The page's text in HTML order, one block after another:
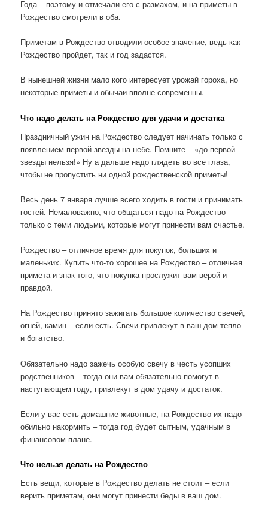
Года – поэтому и отмечали его с размахом, и на приметы в
Рождество смотрели в оба.
Приметам в Рождество отводили особое значение, ведь как
Рождество пройдет, так и год задастся.
В нынешней жизни мало кого интересует урожай гороха, но
некоторые приметы и обычаи вполне современны.
Что надо делать на Рождество для удачи и достатка
Праздничный ужин на Рождество следует начинать только с
появлением первой звезды на небе. Помните – «до первой
звезды нельзя!» Ну а дальше надо глядеть во все глаза,
чтобы не пропустить ни одной рождественской приметы!
Весь день 7 января лучше всего ходить в гости и принимать
гостей. Немаловажно, что общаться надо на Рождество
только с теми людьми, которые могут принести вам счастье.
Рождество – отличное время для покупок, больших и
маленьких. Купить что-то хорошее на Рождество – отличная
примета и знак того, что покупка прослужит вам верой и
правдой.
На Рождество принято зажигать большое количество свечей,
огней, камин – если есть. Свечи привлекут в ваш дом тепло
и богатство.
Обязательно надо зажечь особую свечу в честь усопших
родственников – тогда они вам обязательно помогут в
наступающем году, привлекут в дом удачу и достаток.
Если у вас есть домашние животные, на Рождество их надо
обильно накормить – тогда год будет сытным, удачным в
финансовом плане.
Что нельзя делать на Рождество
Есть вещи, которые в Рождество делать не стоит – если
верить приметам, они могут принести беды в ваш дом.